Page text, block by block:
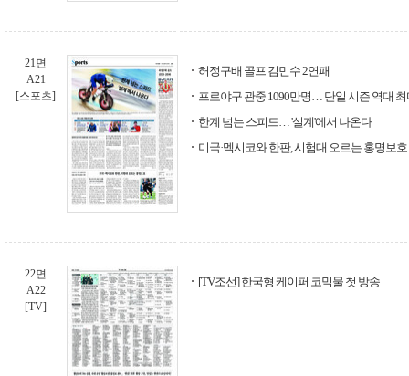
21면
A21
[스포츠]
허정구배 골프 김민수 2연패
프로야구 관중 1090만명… 단일 시즌 역대 최
한계 넘는 스피드… '설계'에서 나온다
미국·멕시코와 한판, 시험대 오르는 홍명보호
22면
A22
[TV]
[TV조선] 한국형 케이퍼 코믹물 첫 방송